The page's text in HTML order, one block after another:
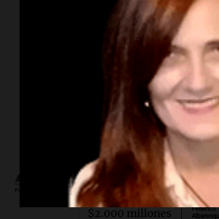
Por Guillermo López
Subasta
millonaria.
¿Cuánto cuesta
vincular para
Vinculación?
$2.000 millones
Por
Por
Federico